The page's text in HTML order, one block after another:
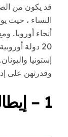
قد يكون من
النساء ، حيث
أنحاء أوروبا.
20 دولة
إستونيا
وقدرتهن على
1 – إيطاليا: (نساء إيطاليات)